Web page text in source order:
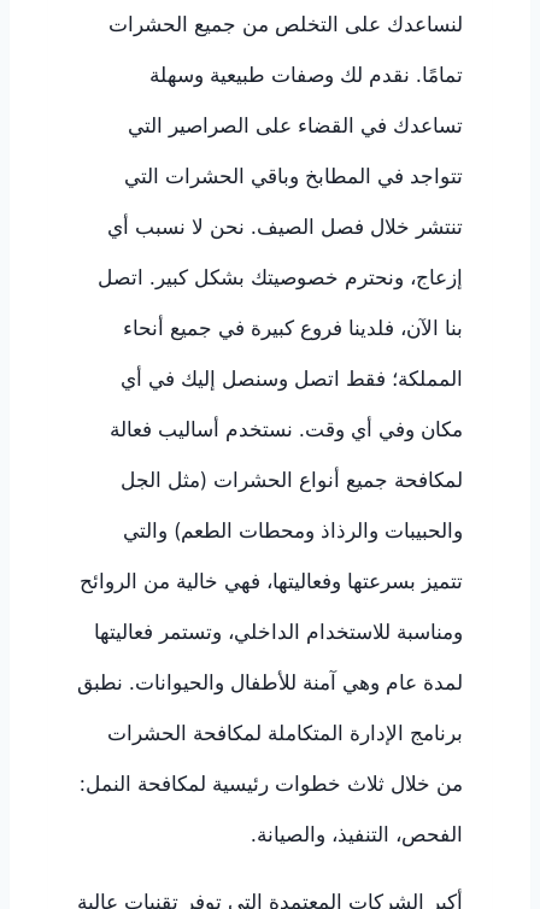
لنساعدك على التخلص من جميع الحشرات
تمامًا. نقدم لك وصفات طبيعية وسهلة
تساعدك في القضاء على الصراصير التي
تتواجد في المطابخ وباقي الحشرات التي
تنتشر خلال فصل الصيف. نحن لا نسبب أي
إزعاج، ونحترم خصوصيتك بشكل كبير. اتصل
بنا الآن، فلدينا فروع كبيرة في جميع أنحاء
المملكة؛ فقط اتصل وسنصل إليك في أي
مكان وفي أي وقت. نستخدم أساليب فعالة
لمكافحة جميع أنواع الحشرات (مثل الجل
والحبيبات والرذاذ ومحطات الطعم) والتي
تتميز بسرعتها وفعاليتها، فهي خالية من الروائح
ومناسبة للاستخدام الداخلي، وتستمر فعاليتها
لمدة عام وهي آمنة للأطفال والحيوانات. نطبق
برنامج الإدارة المتكاملة لمكافحة الحشرات
من خلال ثلاث خطوات رئيسية لمكافحة النمل:
الفحص، التنفيذ، والصيانة.
أكبر الشركات المعتمدة التي توفر تقنيات عالية